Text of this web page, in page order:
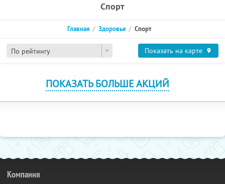
Спорт
По рейтингу
Главная Здоровье Спорт
Показать на карте
ПОКАЗАТЬ БОЛЬШЕ АКЦИЙ
Компания